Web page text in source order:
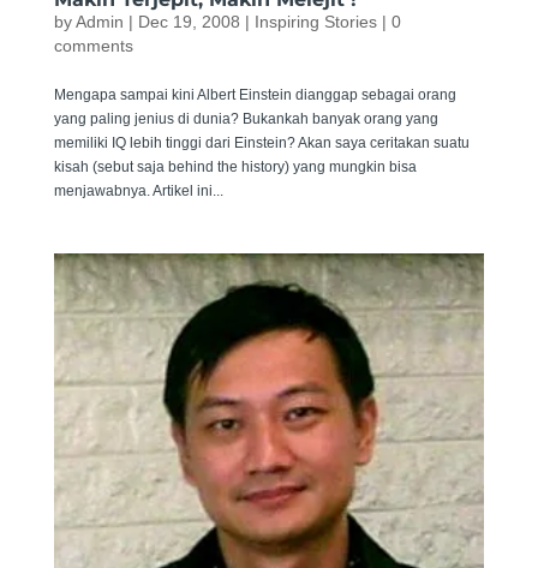
byAdmin | Dec 19, 2008 | Inspiring Stories| 0
comments
Mengapa sampai kini Albert Einstein dianggap sebagai orang
yang paling jenius di dunia? Bukankah banyak orang yang
memiliki IQ lebih tinggi dari Einstein? Akan saya ceritakan suatu
kisah (sebut saja behind the history) yang mungkin bisa
menjawabnya. Artikel ini...